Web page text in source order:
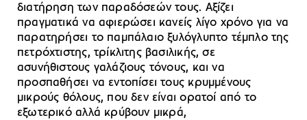
διατήρηση των παραδόσεών τους. Αξίζει
πραγματικά να αφιερώσει κανείς λίγο χρόνο για να
παρατηρήσει το παμπάλαιο ξυλόγλυπτο τέμπλο της
πετρόχτιστης, τρίκλιτης βασιλικής, σε
ασυνήθιστους γαλάζιους τόνους, και να
προσπαθήσει να εντοπίσει τους κρυμμένους
μικρούς θόλους, που δεν είναι ορατοί από το
εξωτερικό αλλά κρύβουν μικρά,